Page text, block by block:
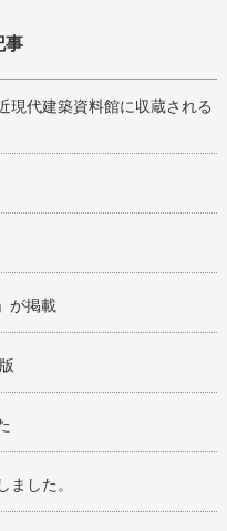
事
現代建築資料館に収蔵される
が掲載
した。